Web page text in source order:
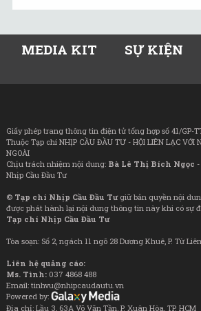
MEDIA KIT SỰ KIỆN
Giấy phép trang thông tin điện tử tổng hợp số 41/GP-
Thuộc Tạp chí NHỊP CẦU ĐẦU TƯ - HỘI LIÊN LẠC VỚI
NGOÀI
Chịu trách nhiệm nội dung: Bà Lê Thị Bích Ngọc
Nhịp Cầu Đầu Tư
© Tạp chí Nhịp Cầu Đầu Tưgiữ bản quyền nội
được phát hành lại nội dung thông tin này khi có sự
Tạp chí Nhịp Cầu Đầu Tư
Tòa soạn: Số 2, ngách 11 ngõ 28 Dương Khuê, P. Từ
Liên hệ quảng cáo:
Ms. Tình: 037 4868 488
Email: tinhvu@nhipcaudautu.vn
Powered by:
Địa chỉ: Lầu 3, 63A Võ Văn Tần, P. Xuân Hòa, TP. HCM